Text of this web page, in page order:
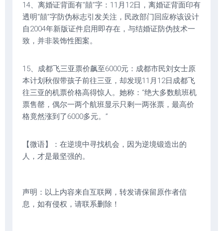
14、离婚证背面有“囍”字：11月12日，离婚证背面印有
透明“囍”字防伪标志引发关注，民政部门回应称该设计
自2004年新版证件启用即存在，与结婚证防伪技术一
致，并非装饰性图案。
15、成都飞三亚票价飙至6000元：成都市民刘女士原
本计划秋假带孩子前往三亚，却发现11月12日成都飞
往三亚的机票价格高得惊人。她称：“绝大多数航班机
票售罄，偶尔一两个航班显示只剩一两张票，最高价
格竟然涨到了6000多元。”
【微语】：在逆境中寻找机会，因为逆境锻造出的
人，才是最坚强的。
声明：以上内容来自互联网，转发请保留原作者信
息，如有侵权，请联系删除！